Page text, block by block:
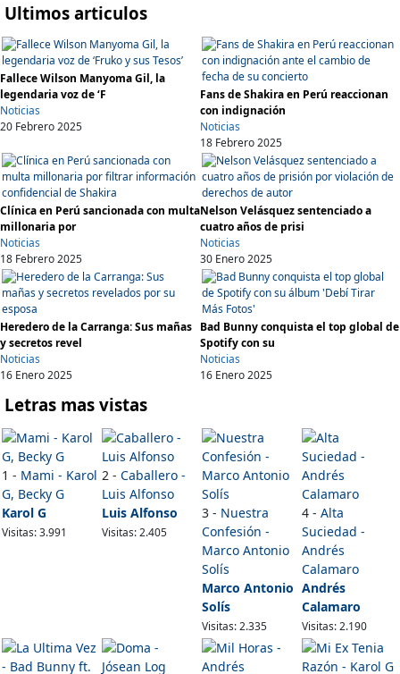
Ultimos articulos
Fallece Wilson Manyoma Gil, la
legendaria voz de ‘F
Noticias
20 Febrero 2025
Fans de Shakira en Perú reaccionan
con indignación
Noticias
18 Febrero 2025
Clínica en Perú sancionada con multa
millonaria por
Noticias
18 Febrero 2025
Nelson Velásquez sentenciado a
cuatro años de prisi
Noticias
30 Enero 2025
Heredero de la Carranga: Sus mañas
y secretos revel
Noticias
16 Enero 2025
Bad Bunny conquista el top global de
Spotify con su
Noticias
16 Enero 2025
Letras mas vistas
1 - Mami - Karol
G, Becky G
Karol G
Visitas: 3.991
2 -Caballero -
Luis Alfonso
Luis Alfonso
Visitas: 2.405
3 - Nuestra
Confesión -
Marco Antonio
Solís
Marco Antonio
Solís
Visitas: 2.335
4 -Alta
Suciedad -
Andrés
Calamaro
Andrés
Calamaro
Visitas: 2.190